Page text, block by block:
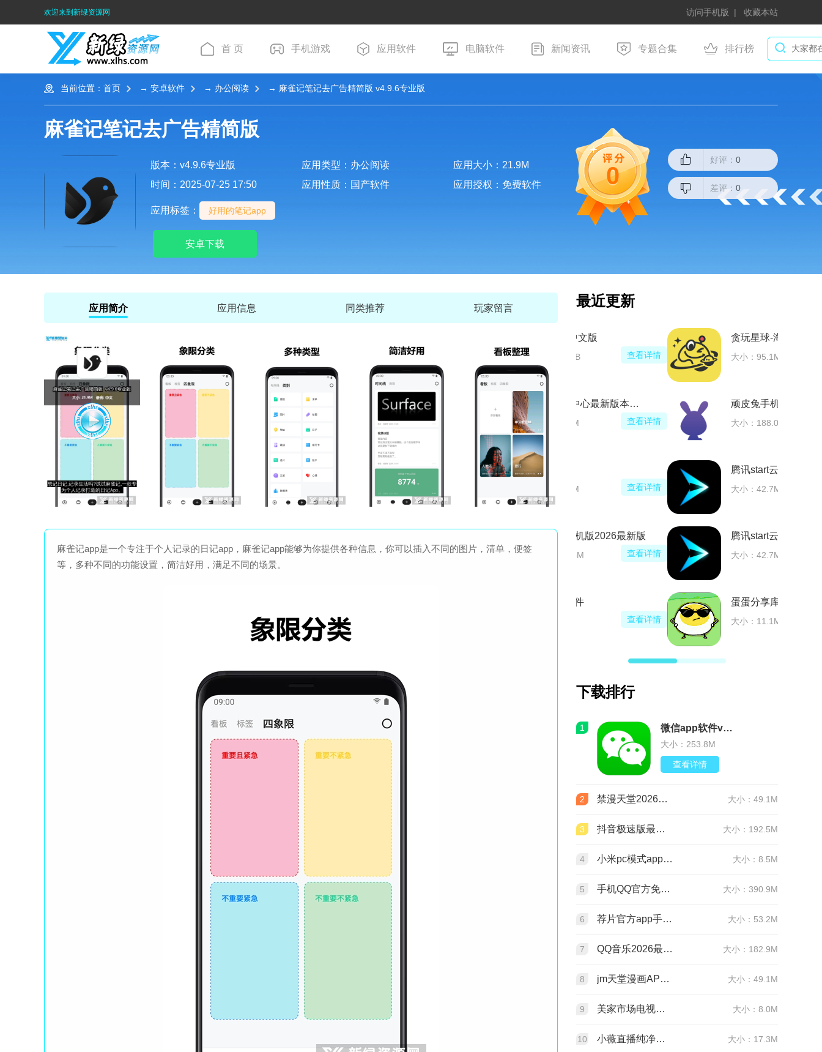
欢迎来到新绿资源网 访问手机版 收藏本站
首 页 手机游戏 应用软件 电脑软件 新闻资讯 专题合集 排行榜
当前位置： 首页 → 安卓软件 → 办公阅读 → 麻雀记笔记去广告精简版 v4.9.6专业版
麻雀记笔记去广告精简版
版本：v4.9.6专业版 应用类型：办公阅读
应用大小：21.9M
时间：2025-07-25 17:50
应用性质：国产软件 应用授权：免费软件
应用标签： 好用的笔记app
安卓下载
0
好评： 0
差评： 0
应用简介 应用信息 同类推荐 玩家留言
麻雀记app是一个专注于个人记录的日记app，麻雀记app能够为你提供各种信息，你可以插入不同的图片，清单，便签
等，多种不同的功能设置，简洁好用，满足不同的场景。
最近更新
游戏键盘中文版
大小：305KB 查看详情
oppo游戏中心最新版本安装包
大小：43.4M 查看详情
独播库TV
大小：20.3M 查看详情
123云盘手机版2026最新版
大小：101.6M 查看详情
黑侠apk软件
大小：4.5M 查看详情
下载排行
1 微信app软件v8.0.76 官方版
大小：253.8M
查看详情
2 禁漫天堂2026最新版安装包(JMComic3)v2.0.29安卓版 大小：49.1M
3 抖音极速版最新版本官方版2026v39.7.0安卓版 大小：192.5M
4 小米pc模式app安装包(小米pc模式beta版)v12.1.208.5平板版 大小：8.5M
5 手机QQ官方免费最新版v9.3.25 官方正版 大小：390.9M
6 荐片官方app手机最新版v4.2.5安卓版 大小：53.2M
7 QQ音乐2026最新版app20.6.5.8 官方安卓版 大小：182.9M
8 jm天堂漫画APP安装包v2.0.29安卓最新版 大小：49.1M
9 美家市场电视版安装包v3.3.1安卓TV版 大小：8.0M
10 小薇直播纯净版tv版安装包v2.7.0.6足道纯净版 大小：17.3M